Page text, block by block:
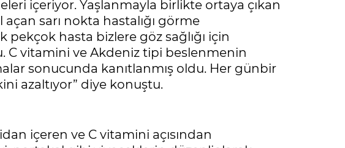
içeriyor. Yaşlanmayla birlikte ortaya çıkan
sarı nokta hastalığı görme
pekçok hasta bizlere göz sağlığı için
C vitamini ve Akdeniz tipi beslenmenin
sonucunda kanıtlanmış oldu. Her günbir
azaltıyor” diye konuştu.
içeren ve C vitamini açısından